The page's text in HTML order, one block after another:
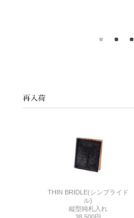
THIN BRIDLE(シンブライド
ル)
縦型純札入れ